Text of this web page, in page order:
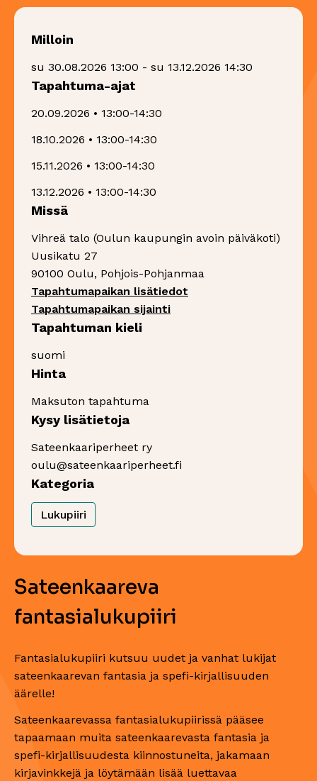
Milloin
su 30.08.2026 13:00 - su 13.12.2026 14:30
Tapahtuma-ajat
20.09.2026 • 13:00-14:30
18.10.2026 • 13:00-14:30
15.11.2026 • 13:00-14:30
13.12.2026 • 13:00-14:30
Missä
Vihreä talo (Oulun kaupungin avoin päiväkoti)
Uusikatu 27
90100 Oulu, Pohjois-Pohjanmaa
Tapahtumapaikan lisätiedot
Tapahtumapaikan sijaintiSivu avautuu uudessa
Tapahtuman kieli
suomi
Hinta
Maksuton tapahtuma
Kysy lisätietoja
Sateenkaariperheet ry
oulu@sateenkaariperheet.fi
Kategoria
Lukupiiri
Sateenkaareva
fantasialukupiiri
Fantasialukupiiri kutsuu uudet ja vanhat lukijat
sateenkaarevan fantasia ja spefi-kirjallisuuden
äärelle!
Sateenkaarevassa fantasialukupiirissä pääsee
tapaamaan muita sateenkaarevasta fantasia ja
spefi-kirjallisuudesta kiinnostuneita, jakamaan
kirjavinkkejä ja löytämään lisää luettavaa